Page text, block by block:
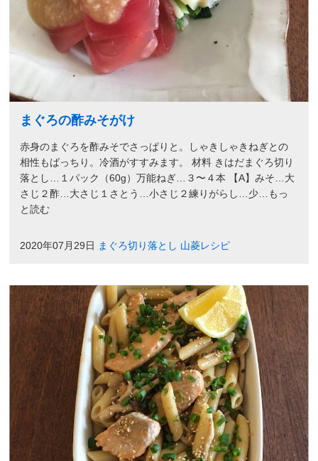
まぐろの酢みそがけ
赤身のまぐろを酢みそでさっぱりと。しゃきしゃきねぎとの
相性もばっちり。冷酒がすすみます。 材料 きはだまぐろ切り
落とし…１パック（60g）万能ねぎ…３〜４本 【A】みそ…大
さじ２酢…大さじ１さとう…小さじ２練りがらし…少…もっ
と読む
2020年07月29日 まぐろ切り落とし 山菱レシピ